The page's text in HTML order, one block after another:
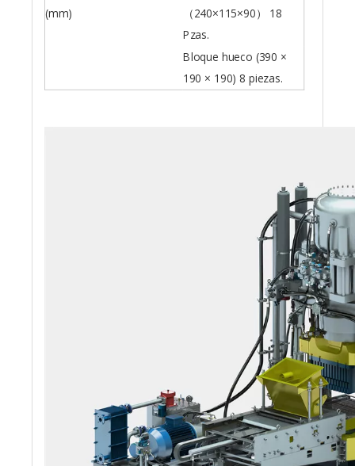
(mm)
（240×115×90） 18
Pzas.
Bloque hueco (390 ×
190 × 190) 8 piezas.